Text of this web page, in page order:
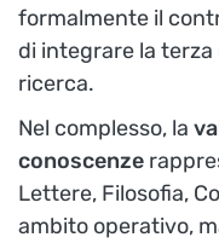
formalmente il
di integrare la terza
ricerca.
Nel complesso, la
conoscenze
Lettere, Filosofia,
ambito operativo,